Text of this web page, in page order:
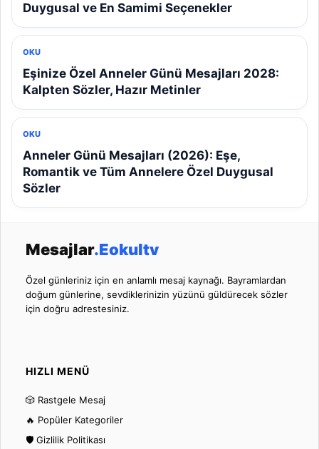
Duygusal ve En Samimi Seçenekler
OKU
Eşinize Özel Anneler Günü Mesajları 2028:
Kalpten Sözler, Hazır Metinler
OKU
Anneler Günü Mesajları (2026): Eşe,
Romantik ve Tüm Annelere Özel Duygusal
Sözler
Mesajlar.Eokultv
Özel günleriniz için en anlamlı mesaj kaynağı. Bayramlardan
doğum günlerine, sevdiklerinizin yüzünü güldürecek sözler
için doğru adrestesiniz.
HIZLI MENÜ
🎲 Rastgele Mesaj
🔥 Popüler Kategoriler
🛡️ Gizlilik Politikası